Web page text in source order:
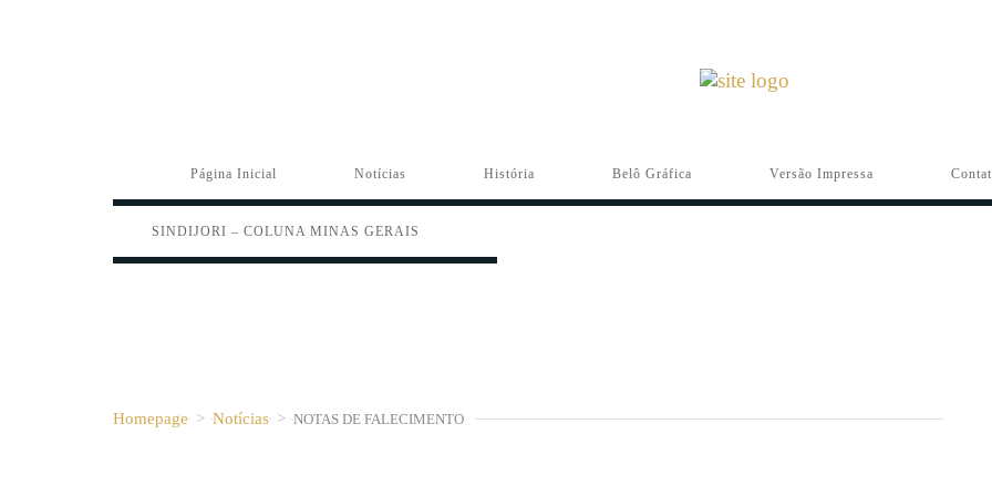
Página Inicial Notícias História Belô Gráfica Versão Impressa
SINDIJORI – COLUNA MINAS GERAIS
Homepage > Notícias > NOTAS DE FALECIMENTO